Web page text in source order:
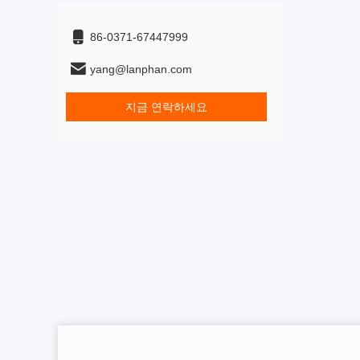
86-0371-67447999
yang@lanphan.com
지금 연락하세요